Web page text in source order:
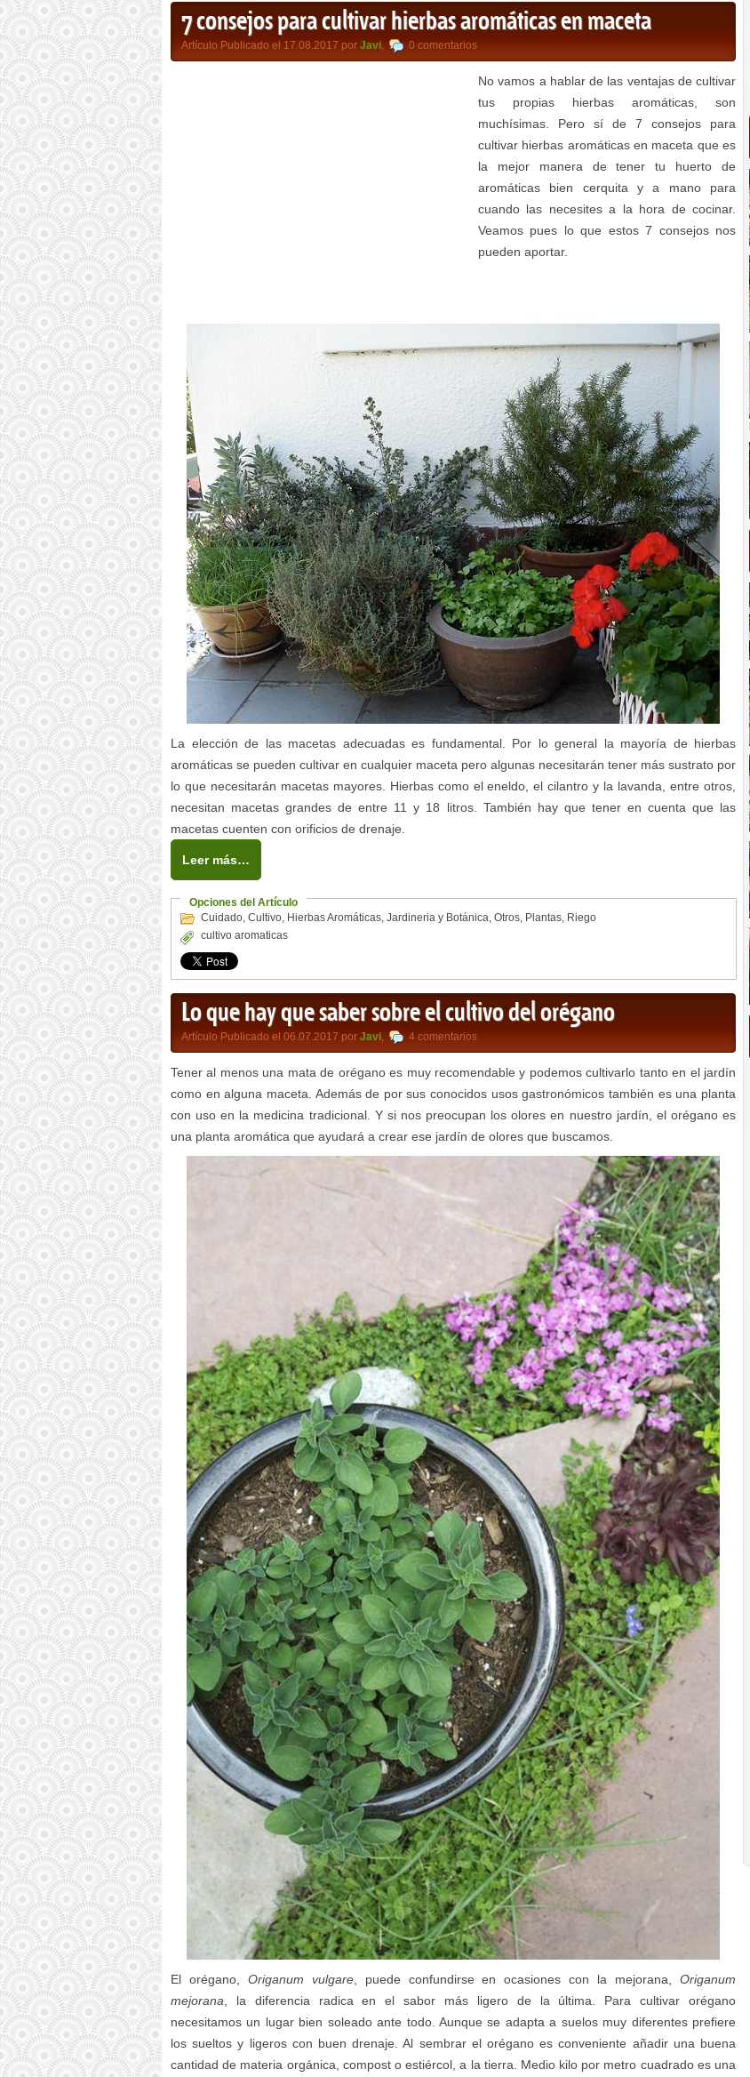
7 consejos para cultivar hierbas aromáticas en maceta
Artículo Publicado el 17.08.2017 por Javi, 0 comentarios
No vamos a hablar de las ventajas de cultivar
tus propias hierbas aromáticas, son
muchísimas. Pero sí de 7 consejos para
cultivar hierbas aromáticas en maceta que es
la mejor manera de tener tu huerto de
aromáticas bien cerquita y a mano para
cuando las necesites a la hora de cocinar.
Veamos pues lo que estos 7 consejos nos
pueden aportar.
La elección de las macetas adecuadas es fundamental. Por lo general la mayoría de hierbas
aromáticas se pueden cultivar en cualquier maceta pero algunas necesitarán tener más sustrato por
lo que necesitarán macetas mayores. Hierbas como el eneldo, el cilantro y la lavanda, entre otros,
necesitan macetas grandes de entre 11 y 18 litros. También hay que tener en cuenta que las
macetas cuenten con orificios de drenaje.
Leer más…
Opciones del Artículo
Cuidado, Cultivo, Hierbas Aromáticas, Jardineria y Botánica, Otros, Plantas, Riego
cultivo aromaticas
Lo que hay que saber sobre el cultivo del orégano
Artículo Publicado el 06.07.2017 por Javi, 4 comentarios
Tener al menos una mata de orégano es muy recomendable y podemos cultivarlo tanto en el jardín
como en alguna maceta. Además de por sus conocidos usos gastronómicos también es una planta
con uso en la medicina tradicional. Y si nos preocupan los olores en nuestro jardín, el orégano es
una planta aromática que ayudará a crear ese jardín de olores que buscamos.
El orégano, Origanum vulgare, puede confundirse en ocasiones con la mejorana,Origanum
mejorana , la diferencia radica en el sabor más ligero de la última. Para cultivar orégano
necesitamos un lugar bien soleado ante todo. Aunque se adapta a suelos muy diferentes prefiere
los sueltos y ligeros con buen drenaje. Al sembrar el orégano es conveniente añadir una buena
cantidad de materia orgánica, compost o estiércol, a la tierra. Medio kilo por metro cuadrado es una